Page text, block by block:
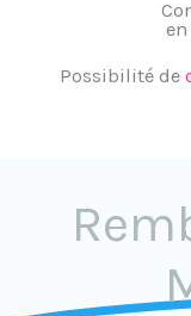
Possibilité de